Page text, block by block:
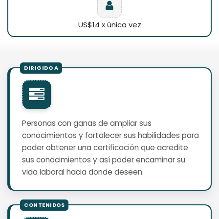
US$14 x única vez
Personas con ganas de ampliar sus
conocimientos y fortalecer sus habilidades para
poder obtener una certificación que acredite
sus conocimientos y así poder encaminar su
vida laboral hacia donde deseen.